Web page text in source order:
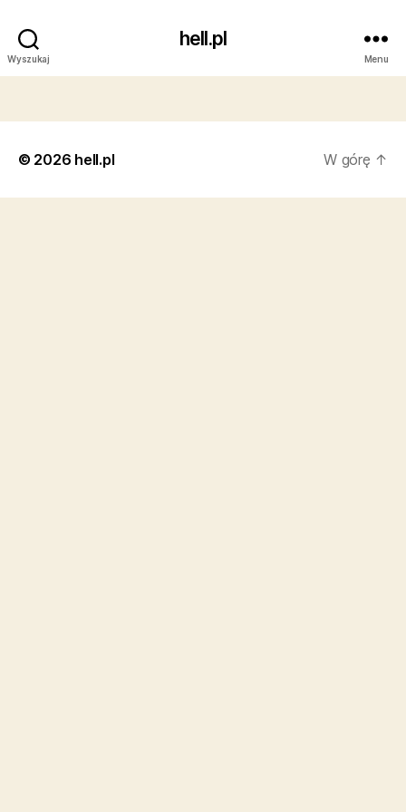
Wyszukaj
hell.pl
Menu
© 2026 hell.pl W górę ↑